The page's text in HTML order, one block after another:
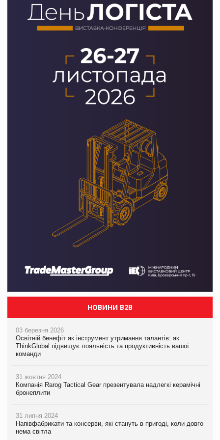
НОВИНИ B2B
03 березня 2026
Освітній бенефіт як інструмент утримання талантів: як
ThinkGlobal підвищує лояльність та продуктивність вашої
команди
31 жовтня 2024
Компанія Rarog Tactical Gear презентувала надлегкі керамічні
бронеплити
31 липня 2024
Напівфабрикати та консерви, які стануть в пригоді, коли довго
нема світла